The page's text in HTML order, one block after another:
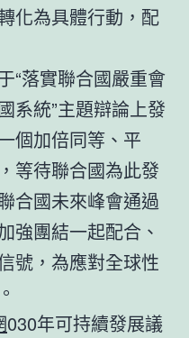
化為具體行動，配
“落實聯合國嚴重會
系統”主題辯論上發
個加倍同等、平
等待聯合國為此發
合國未來峰會通過
強團結一起配合、
號，為應對全球性
030年可持續發展議